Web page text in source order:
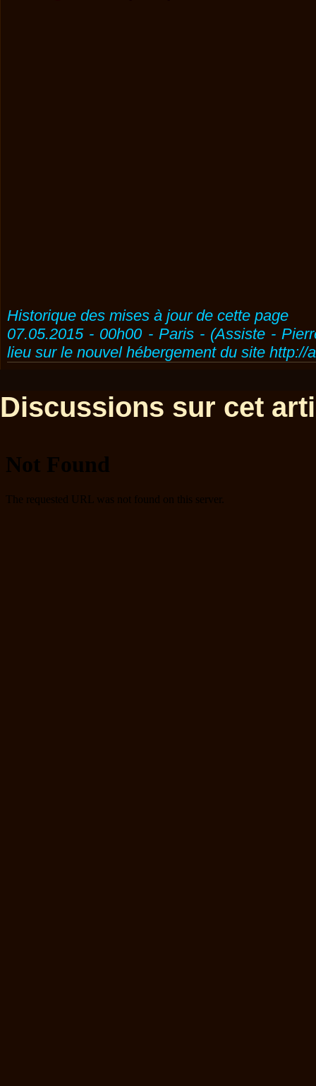
Historique des mises à jour de cette page
07.05.2015 - 00h00 - Paris - (Assiste -
lieu sur le nouvel hébergement du site http://
Discussions sur cet